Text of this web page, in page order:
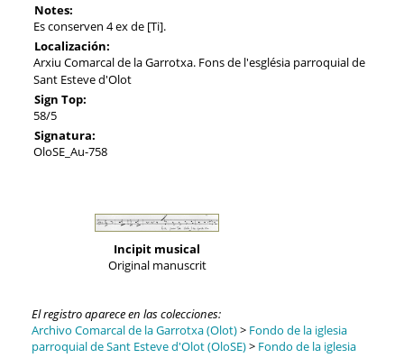
Notes:
Es conserven 4 ex de [Ti].
Localización:
Arxiu Comarcal de la Garrotxa. Fons de l'església parroquial de
Sant Esteve d'Olot
Sign Top:
58/5
Signatura:
OloSE_Au-758
Incipit musical
Original manuscrit
El registro aparece en las colecciones:
Archivo Comarcal de la Garrotxa (Olot)> Fondo de la iglesia
parroquial de Sant Esteve d'Olot (OloSE)> Fondo de la iglesia